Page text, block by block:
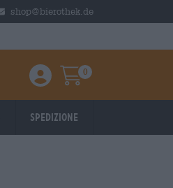
shop@bierothek.de
Einloggen / Anmelden
Warenkorb
0
Spedizione